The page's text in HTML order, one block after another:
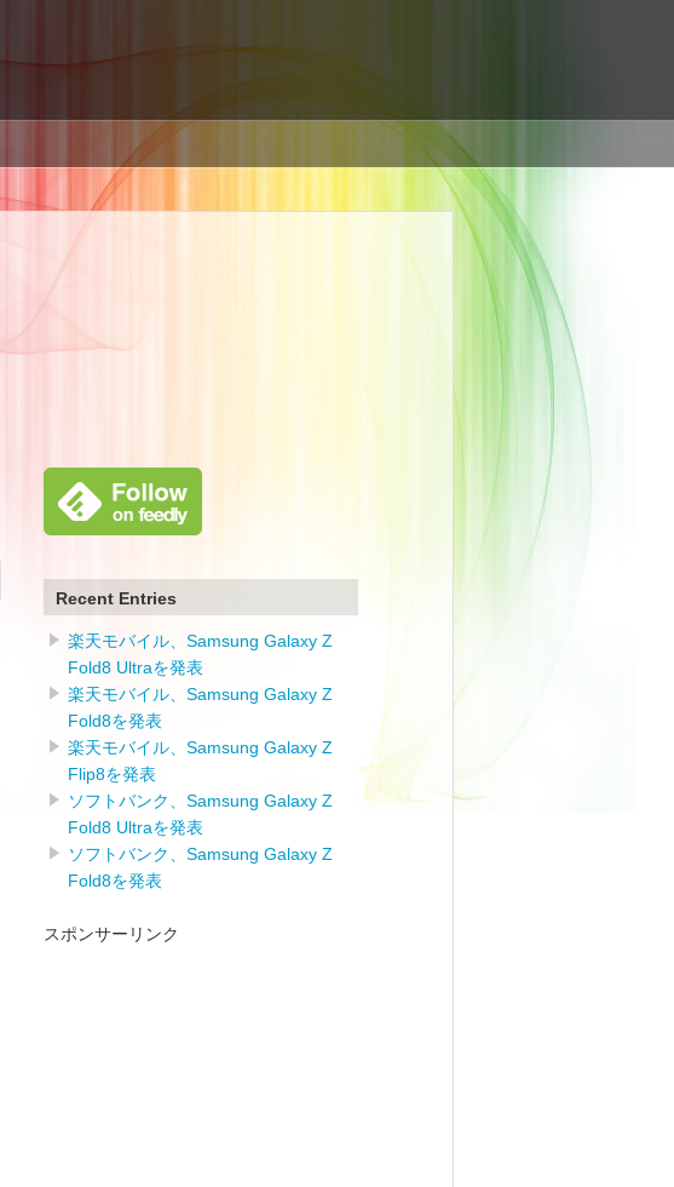
Recent Entries
楽天モバイル、Samsung Galaxy Z
Fold8 Ultraを発表
楽天モバイル、Samsung Galaxy Z
Fold8を発表
楽天モバイル、Samsung Galaxy Z
Flip8を発表
ソフトバンク、Samsung Galaxy Z
Fold8 Ultraを発表
ソフトバンク、Samsung Galaxy Z
Fold8を発表
スポンサーリンク